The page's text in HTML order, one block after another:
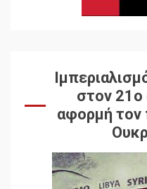
στον 21ο
αφορμή τον